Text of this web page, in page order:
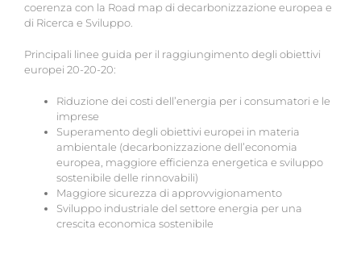
coerenza con la Road map di decarbonizzazione europea e
di Ricerca e Sviluppo.
Principali linee guida per il raggiungimento degli obiettivi
europei 20-20-20:
Riduzione dei costi dell’energia per i consumatori e le
imprese
Superamento degli obiettivi europei in materia
ambientale (decarbonizzazione dell’economia
europea, maggiore efficienza energetica e sviluppo
sostenibile delle rinnovabili)
Maggiore sicurezza di approvvigionamento
Sviluppo industriale del settore energia per una
crescita economica sostenibile